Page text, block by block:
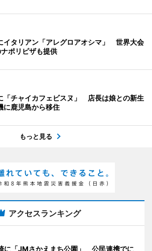
イタリアン「アレグロアオシマ」 世界大会
ポリピザも提供
「チャイカフェビスヌ」 店長は娘との新生
に鹿児島から移住
もっと見る
アクセスランキング
に「JMさかえまち公園」 公民連携でに